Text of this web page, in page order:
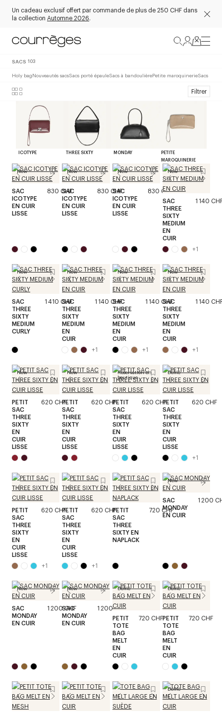
Un cadeau exclusif offert par commande de plus de 250 CHF dans
la collection Automne 2026.
SACS 103
Holy bagNouveautés sacsSacs porté épauleSacs à bandoulièrePetite maroquinerieSacs noirs
Filtrer
ICOTYPE THREE SIXTY MONDAY
PETITE
MAROQUINERIE
New
SAC
ICOTYPE
EN CUIR
LISSE
830 CHF
New
SAC
ICOTYPE
EN CUIR
LISSE
830 CHF
New
SAC
ICOTYPE
EN CUIR
LISSE
830 CHF
New
SAC
THREE
SIXTY
MEDIUM
EN
CUIR
1 140
+1
New
SAC
THREE
SIXTY
MEDIUM
CURLY
1 410 CHF
New
SAC
THREE
SIXTY
MEDIUM
EN
CUIR
1 140 CHF
+1
New
SAC
THREE
SIXTY
MEDIUM
EN
CUIR
1 140 CHF
+1
New
SAC
THREE
SIXTY
MEDIUM
EN
CUIR
1 140
+1
New
PETIT
SAC
THREE
SIXTY
EN
CUIR
LISSE
620 CHF
New
PETIT
SAC
THREE
SIXTY
EN
CUIR
LISSE
620 CHF
Réservation en
boutique
PETIT
SAC
THREE
SIXTY
EN
CUIR
LISSE
620 CHF
Défilé
PETIT
SAC
THREE
SIXTY
EN
CUIR
LISSE
620 CHF
+1
PETIT
SAC
THREE
SIXTY
EN
CUIR
LISSE
620 CHF
+1
PETIT
SAC
THREE
SIXTY
EN
CUIR
LISSE
620 CHF
+1
PETIT
SAC
THREE
SIXTY EN
NAPLACK
720 CHF
New
SAC
MONDAY
EN CUIR
1 200
New
SAC
MONDAY
EN CUIR
1 200 CHF
New
SAC
MONDAY
EN CUIR
1 200 CHF
Défilé
PETIT
TOTE
BAG
MELT
EN
CUIR
720 CHF
Défilé
PETIT
TOTE
BAG
MELT
EN
CUIR
720 CHF
Défilé